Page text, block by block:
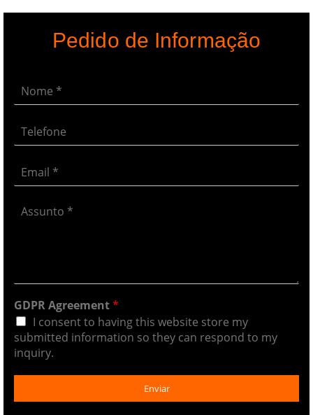
Pedido de Informação
GDPR Agreement*
I consent to having this website store my
submitted information so they can respond to my
inquiry.
Enviar